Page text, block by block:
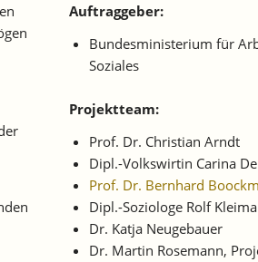
Auftraggeber:
Bundesministerium für
Soziales
Projektteam:
Prof. Dr. Christian Arndt
Dipl.-Volkswirtin Carina
Prof. Dr. Bernhard
Dipl.-Soziologe Rolf
Dr. Katja Neugebauer
Dr. Martin Rosemann,